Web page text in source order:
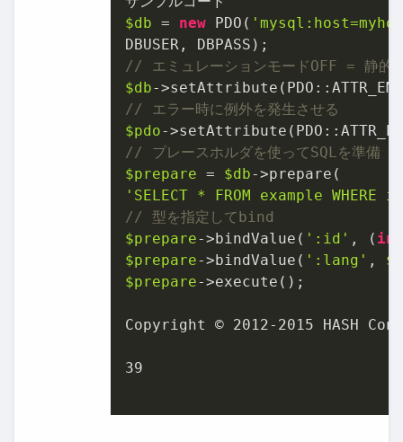
$db = new PDO(
// エミュレーションモードOFF = 静的
$db-
// エラー時に例外を発生させる
$pdo
// プレースホルダを使ってSQLを準備
$prepare = $db
'SELECT * FROM example
// 型を指定してbind
$prepare->bindValue( ':id' , ( int
$prepare->bindValue( ':lang' ,
$prepare->execute();
Copyright © 2012- 2015 HASH
39